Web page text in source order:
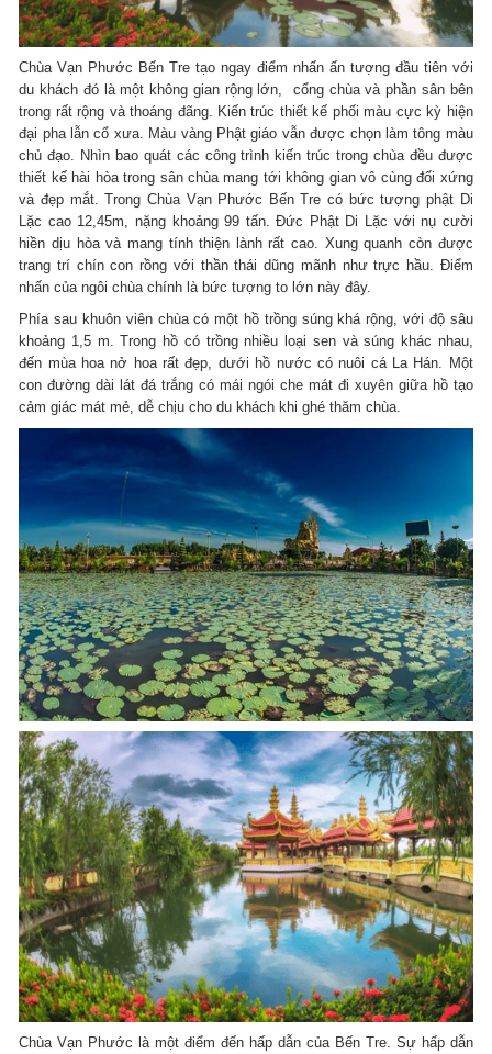
Chùa Vạn Phước Bến Tre tạo ngay điểm nhấn ấn tượng đầu tiên với
du khách đó là một không gian rộng lớn, cổng chùa và phần sân bên
trong rất rộng và thoáng đãng. Kiến trúc thiết kế phối màu cực kỳ hiện
đại pha lẫn cổ xưa. Màu vàng Phật giáo vẫn được chọn làm tông màu
chủ đạo. Nhìn bao quát các công trình kiến trúc trong chùa đều được
thiết kế hài hòa trong sân chùa mang tới không gian vô cùng đối xứng
và đẹp mắt. Trong Chùa Vạn Phước Bến Tre có bức tượng phật Di
Lặc cao 12,45m, nặng khoảng 99 tấn. Đức Phật Di Lặc với nụ cười
hiền dịu hòa và mang tính thiện lành rất cao. Xung quanh còn được
trang trí chín con rồng với thần thái dũng mãnh như trực hầu. Điểm
nhấn của ngôi chùa chính là bức tượng to lớn này đây.
Phía sau khuôn viên chùa có một hồ trồng súng khá rộng, với độ sâu
khoảng 1,5 m. Trong hồ có trồng nhiều loại sen và súng khác nhau,
đến mùa hoa nở hoa rất đẹp, dưới hồ nước có nuôi cá La Hán. Một
con đường dài lát đá trắng có mái ngói che mát đi xuyên giữa hồ tạo
cảm giác mát mẻ, dễ chịu cho du khách khi ghé thăm chùa.
Chùa Vạn Phước là một điểm đến hấp dẫn của Bến Tre. Sự hấp dẫn